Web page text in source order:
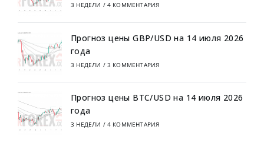
3 НЕДЕЛИ / 4 КОММЕНТАРИЯ
Прогноз цены GBP/USD на 14 июля 2026
года
3 НЕДЕЛИ / 3 КОММЕНТАРИЯ
Прогноз цены BTC/USD на 14 июля 2026
года
3 НЕДЕЛИ / 4 КОММЕНТАРИЯ